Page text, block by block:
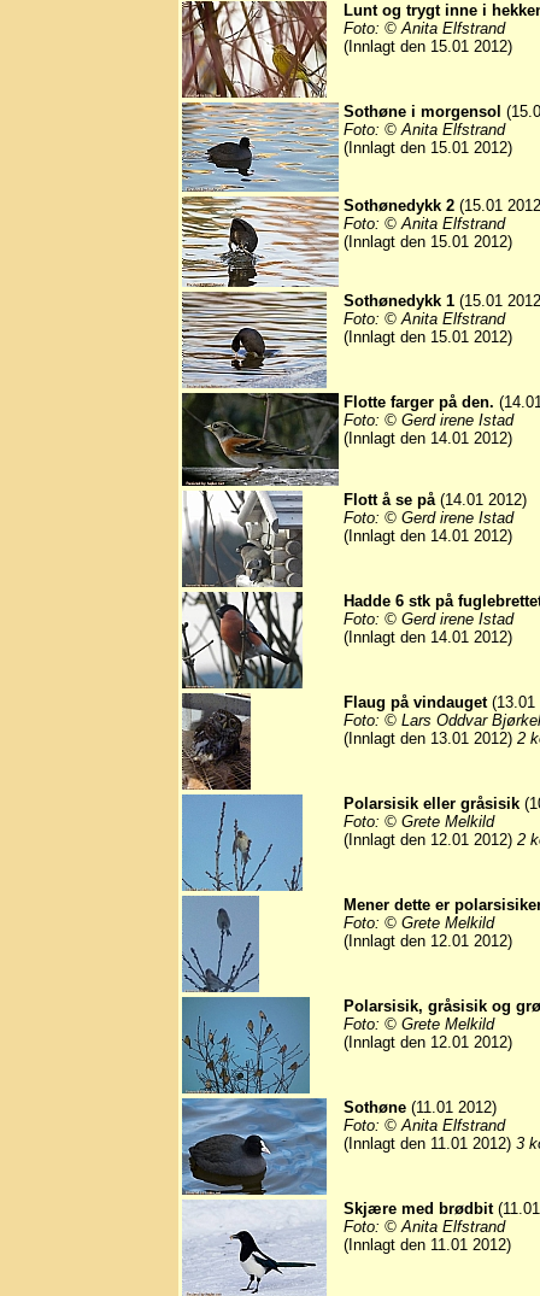
Lunt og trygt inne i
Foto: © Anita Elfstrand
(Innlagt den 15.01 2012)
Sothøne i morgensol
Foto: © Anita Elfstrand
(Innlagt den 15.01 2012)
Sothønedykk 2 (15.01
Foto: © Anita Elfstrand
(Innlagt den 15.01 2012)
Sothønedykk 1 (15.01
Foto: © Anita Elfstrand
(Innlagt den 15.01 2012)
Flotte farger på den.
Foto: © Gerd irene Istad
(Innlagt den 14.01 2012)
Flott å se på(14.01 2012)
Foto: © Gerd irene Istad
(Innlagt den 14.01 2012)
Hadde 6 stk på
Foto: © Gerd irene Istad
(Innlagt den 14.01 2012)
Flaug på vindauget(13.01
Foto: © Lars Oddvar
(Innlagt den 13.01 2012) 2
Polarsisik eller gråsisik
Foto: © Grete Melkild
(Innlagt den 12.01 2012) 2
Mener dette er
Foto: © Grete Melkild
(Innlagt den 12.01 2012)
Polarsisik, gråsisik og
Foto: © Grete Melkild
(Innlagt den 12.01 2012)
Sothøne (11.01 2012)
Foto: © Anita Elfstrand
(Innlagt den 11.01 2012) 3
Skjære med brødbit
Foto: © Anita Elfstrand
(Innlagt den 11.01 2012)